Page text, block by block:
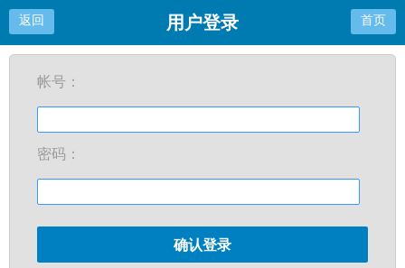
返回 用户登录 首页
帐号：
密码：
确认登录